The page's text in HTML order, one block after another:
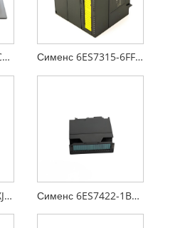
Сименс 6AV6640-0CA01-0AX0 Сименс 6ES7315-6FF00-0AB0
Сименс 6ES7416-1XJ01-0AB0 Сименс 6ES7422-1BL00-0AA0